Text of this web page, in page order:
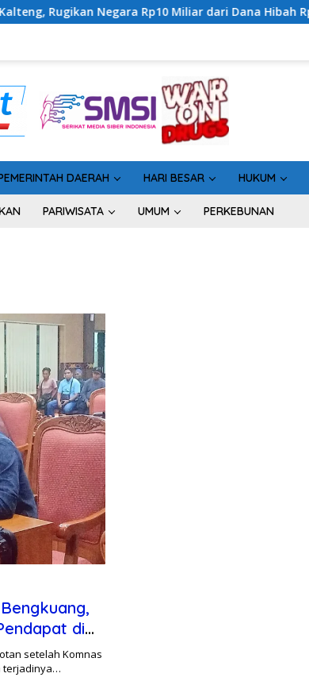
Rp10 Miliar dari Dana Hibah Rp40 Miliar
DAERAH HARI BESAR HUKUM
PARIWISATA UMUM PERKEBUNAN
di
setelah Komnas
terjadinya…